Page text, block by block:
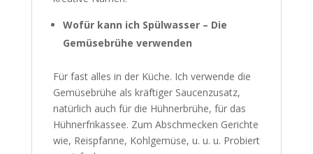
Wofür kann ich Spülwasser – Die
Gemüsebrühe verwenden
Für fast alles in der Küche. Ich verwende die
Gemüsebrühe als kräftiger Saucenzusatz,
natürlich auch für die Hühnerbrühe, für das
Hühnerfrikassee. Zum Abschmecken Gerichte
wie, Reispfanne, Kohlgemüse, u. u. u. Probiert